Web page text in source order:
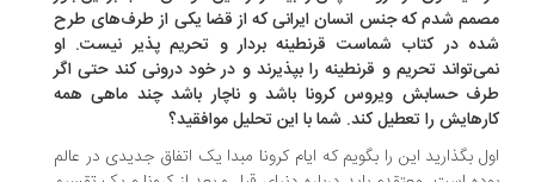
شدم که جنس انسان ایرانی که از قضا یکی از طرف‌های طرح
در کتاب شماست قرنطینه بردار و تحریم پذیر نیست. او
تحریم و قرنطینه را بپذیرند و در خود درونی کند حتی اگر
حسابش ویروس کرونا باشد و ناچار باشد چند ماهی همه
را تعطیل کند. شما با این تحلیل موافقید؟
بگذارید این را بگویم که ایام کرونا مبدا یک اتفاق جدیدی در عالم